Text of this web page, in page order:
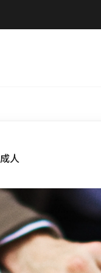
成人